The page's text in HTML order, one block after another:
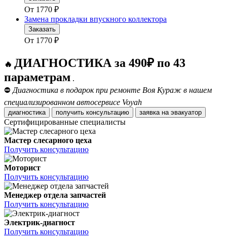
От 1770 ₽
Замена прокладки впускного коллектора
Заказать
От 1770 ₽
🔥 ДИАГНОСТИКА за 490₽ по 43
параметрам .
⛔ Диагностика в подарок при ремонте Воя Кураж в нашем
специализированном автосервисе Voyah
диагностика получить консультацию заявка на эвакуатор
Сертифицированные специалисты
Мастер слесарного цеха
Получить консультацию
Моторист
Получить консультацию
Менеджер отдела запчастей
Получить консультацию
Электрик-диагност
Получить консультацию